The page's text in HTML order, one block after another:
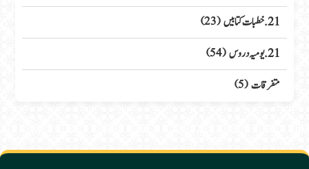
21. خطبات کتابیں (23)
21. یومیہ دروس (54)
متفرقات (5)